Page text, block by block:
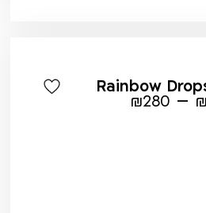
Rainbow
₪
–
₪280